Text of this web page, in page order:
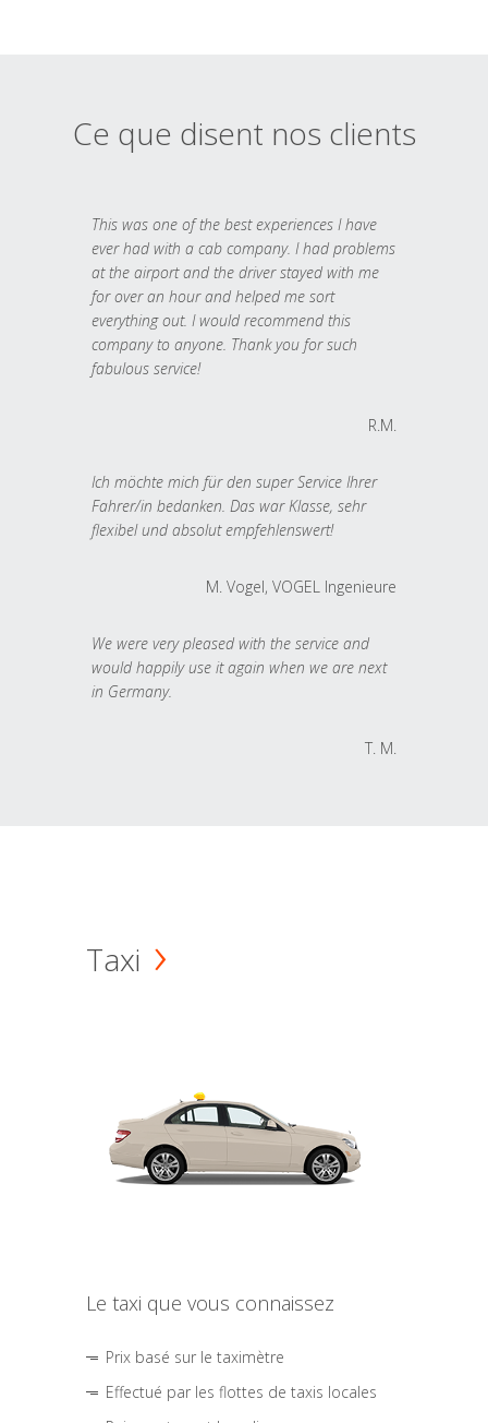
Ce que disent nos clients
This was one of the best experiences I have
ever had with a cab company. I had problems
at the airport and the driver stayed with me
for over an hour and helped me sort
everything out. I would recommend this
company to anyone. Thank you for such
fabulous service!
R.M.
Ich möchte mich für den super Service Ihrer
Fahrer/in bedanken. Das war Klasse, sehr
flexibel und absolut empfehlenswert!
M. Vogel, VOGEL Ingenieure
We were very pleased with the service and
would happily use it again when we are next
in Germany.
T. M.
Taxi
Le taxi que vous connaissez
Prix basé sur le taximètre
Effectué par les flottes de taxis locales